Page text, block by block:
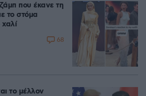
που έκανε τη
το στόμα
68
το μέλλον